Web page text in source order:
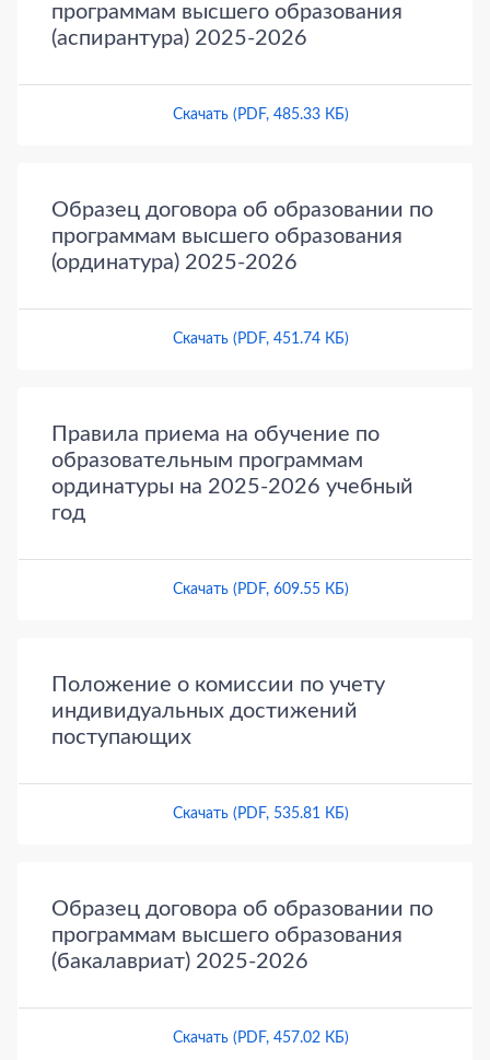
программам высшего образования
(аспирантура) 2025-2026
Скачать (PDF, 485.33 КБ)
Образец договора об образовании по
программам высшего образования
(ординатура) 2025-2026
Скачать (PDF, 451.74 КБ)
Правила приема на обучение по
образовательным программам
ординатуры на 2025-2026 учебный
год
Скачать (PDF, 609.55 КБ)
Положение о комиссии по учету
индивидуальных достижений
поступающих
Скачать (PDF, 535.81 КБ)
Образец договора об образовании по
программам высшего образования
(бакалавриат) 2025-2026
Скачать (PDF, 457.02 КБ)